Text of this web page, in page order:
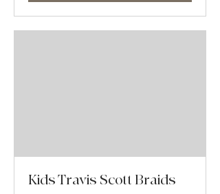
Kids Travis Scott Braids